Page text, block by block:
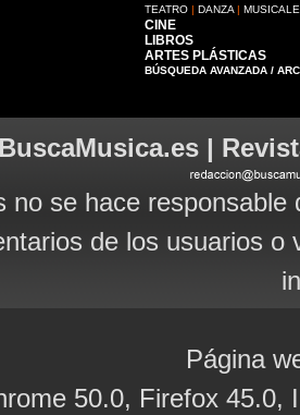
TEATRO | DANZA |
CINE
LIBROS
ARTES PLÁSTICAS
BÚSQUEDA AVANZADA /
BuscaMusica.es |
no se hace
de los usuarios
Página
50.0, Firefox 45.0,